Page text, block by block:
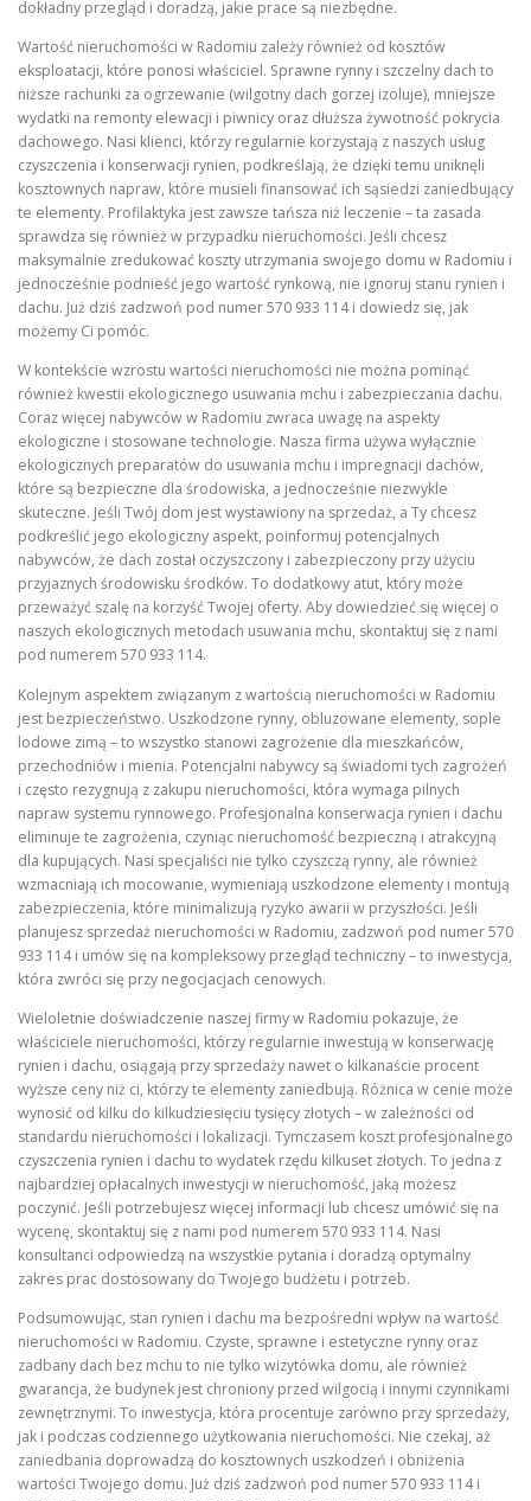
dokładny przegląd i doradzą, jakie prace są niezbędne.
Wartość nieruchomości w Radomiu zależy również od kosztów
eksploatacji, które ponosi właściciel. Sprawne rynny i szczelny dach to
niższe rachunki za ogrzewanie (wilgotny dach gorzej izoluje), mniejsze
wydatki na remonty elewacji i piwnicy oraz dłuższa żywotność pokrycia
dachowego. Nasi klienci, którzy regularnie korzystają z naszych usług
czyszczenia i konserwacji rynien, podkreślają, że dzięki temu uniknęli
kosztownych napraw, które musieli finansować ich sąsiedzi zaniedbujący
te elementy. Profilaktyka jest zawsze tańsza niż leczenie – ta zasada
sprawdza się również w przypadku nieruchomości. Jeśli chcesz
maksymalnie zredukować koszty utrzymania swojego domu w Radomiu i
jednocześnie podnieść jego wartość rynkową, nie ignoruj stanu rynien i
dachu. Już dziś zadzwoń pod numer 570 933 114 i dowiedz się, jak
możemy Ci pomóc.
W kontekście wzrostu wartości nieruchomości nie można pominąć
również kwestii ekologicznego usuwania mchu i zabezpieczania dachu.
Coraz więcej nabywców w Radomiu zwraca uwagę na aspekty
ekologiczne i stosowane technologie. Nasza firma używa wyłącznie
ekologicznych preparatów do usuwania mchu i impregnacji dachów,
które są bezpieczne dla środowiska, a jednocześnie niezwykle
skuteczne. Jeśli Twój dom jest wystawiony na sprzedaż, a Ty chcesz
podkreślić jego ekologiczny aspekt, poinformuj potencjalnych
nabywców, że dach został oczyszczony i zabezpieczony przy użyciu
przyjaznych środowisku środków. To dodatkowy atut, który może
przeważyć szalę na korzyść Twojej oferty. Aby dowiedzieć się więcej o
naszych ekologicznych metodach usuwania mchu, skontaktuj się z nami
pod numerem 570 933 114.
Kolejnym aspektem związanym z wartością nieruchomości w Radomiu
jest bezpieczeństwo. Uszkodzone rynny, obluzowane elementy, sople
lodowe zimą – to wszystko stanowi zagrożenie dla mieszkańców,
przechodniów i mienia. Potencjalni nabywcy są świadomi tych zagrożeń
i często rezygnują z zakupu nieruchomości, która wymaga pilnych
napraw systemu rynnowego. Profesjonalna konserwacja rynien i dachu
eliminuje te zagrożenia, czyniąc nieruchomość bezpieczną i atrakcyjną
dla kupujących. Nasi specjaliści nie tylko czyszczą rynny, ale również
wzmacniają ich mocowanie, wymieniają uszkodzone elementy i montują
zabezpieczenia, które minimalizują ryzyko awarii w przyszłości. Jeśli
planujesz sprzedaż nieruchomości w Radomiu, zadzwoń pod numer 570
933 114 i umów się na kompleksowy przegląd techniczny – to inwestycja,
która zwróci się przy negocjacjach cenowych.
Wieloletnie doświadczenie naszej firmy w Radomiu pokazuje, że
właściciele nieruchomości, którzy regularnie inwestują w konserwację
rynien i dachu, osiągają przy sprzedaży nawet o kilkanaście procent
wyższe ceny niż ci, którzy te elementy zaniedbują. Różnica w cenie może
wynosić od kilku do kilkudziesięciu tysięcy złotych – w zależności od
standardu nieruchomości i lokalizacji. Tymczasem koszt profesjonalnego
czyszczenia rynien i dachu to wydatek rzędu kilkuset złotych. To jedna z
najbardziej opłacalnych inwestycji w nieruchomość, jaką możesz
poczynić. Jeśli potrzebujesz więcej informacji lub chcesz umówić się na
wycenę, skontaktuj się z nami pod numerem 570 933 114. Nasi
konsultanci odpowiedzą na wszystkie pytania i doradzą optymalny
zakres prac dostosowany do Twojego budżetu i potrzeb.
Podsumowując, stan rynien i dachu ma bezpośredni wpływ na wartość
nieruchomości w Radomiu. Czyste, sprawne i estetyczne rynny oraz
zadbany dach bez mchu to nie tylko wizytówka domu, ale również
gwarancja, że budynek jest chroniony przed wilgocią i innymi czynnikami
zewnętrznymi. To inwestycja, która procentuje zarówno przy sprzedaży,
jak i podczas codziennego użytkowania nieruchomości. Nie czekaj, aż
zaniedbania doprowadzą do kosztownych uszkodzeń i obniżenia
wartości Twojego domu. Już dziś zadzwoń pod numer 570 933 114 i